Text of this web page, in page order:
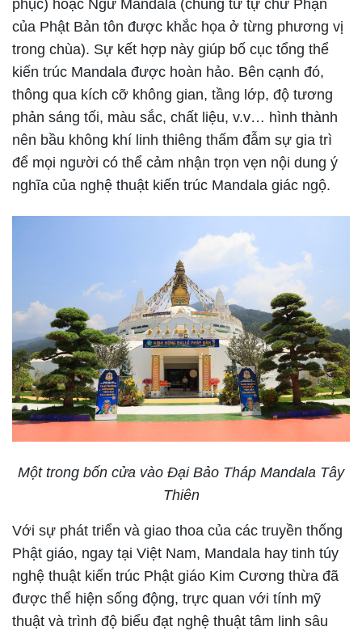
phục) hoặc Ngữ Mandala (chủng tử tự chữ Phạn
của Phật Bản tôn được khắc họa ở từng phương vị
trong chùa). Sự kết hợp này giúp bố cục tổng thể
kiến trúc Mandala được hoàn hảo. Bên cạnh đó,
thông qua kích cỡ không gian, tầng lớp, độ tương
phản sáng tối, màu sắc, chất liệu, v.v… hình thành
nên bầu không khí linh thiêng thấm đẫm sự gia trì
để mọi người có thể cảm nhận trọn vẹn nội dung ý
nghĩa của nghệ thuật kiến trúc Mandala giác ngộ.
Một trong bốn cửa vào Đại Bảo Tháp Mandala Tây
Thiên
Với sự phát triển và giao thoa của các truyền thống
Phật giáo, ngay tại Việt Nam, Mandala hay tinh túy
nghệ thuật kiến trúc Phật giáo Kim Cương thừa đã
được thể hiện sống động, trực quan với tính mỹ
thuật và trình độ biểu đạt nghệ thuật tâm linh sâu